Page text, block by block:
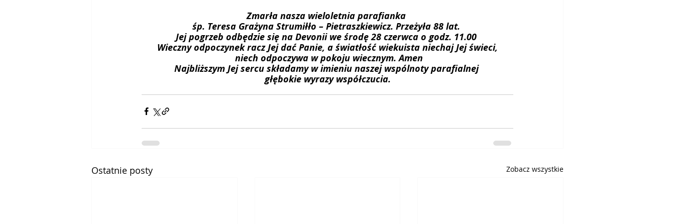
Zmarła nasza wieloletnia parafianka
śp. Teresa Grażyna Strumiłło – Pietraszkiewicz. Przeżyła 88 lat.
Jej pogrzeb odbędzie się na Devonii we środę 28 czerwca o godz. 11.00
Wieczny odpoczynek racz Jej dać Panie, a światłość wiekuista niechaj Jej świeci,
niech odpoczywa w pokoju wiecznym. Amen
Najbliższym Jej sercu składamy w imieniu naszej wspólnoty parafialnej
głębokie wyrazy współczucia.
Ostatnie posty Zobacz wszystkie